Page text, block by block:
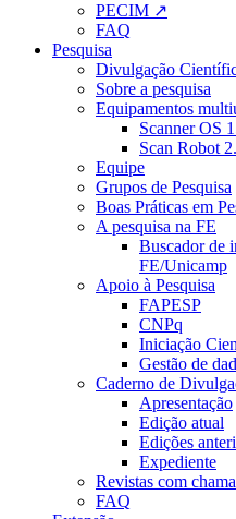
PECIM ↗
FAQ
Pesquisa
Divulgação
Sobre a pesquisa
Equipamentos
Scanner OS
Scan Robot
Equipe
Grupos de Pesquisa
Boas Práticas em
A pesquisa na FE
Buscador de
FE/Unicamp
Apoio à Pesquisa
FAPESP
CNPq
Iniciação
Gestão de
Caderno de
Apresentação
Edição atual
Edições
Expediente
Revistas com
FAQ